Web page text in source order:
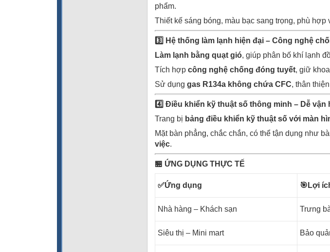
phẩm.
Thiết kế sáng bóng, màu bạc sang trọng, phù
3️
Hệ thống làm lạnh hiện đại – Công nghệ
Làm lạnh bằng quạt gió, giúp phân bố khí lạnh
Tích hợp công nghệ chống đóng tuyết, giữ
Sử dụng gas R134a không chứa CFC, thân
4️ Điều khiển kỹ thuật số thông minh – Dễ vận
Trang bị bảng điều khiển kỹ thuật số với màn
Mặt bàn phẳng, chắc chắn, có thể tận dụng như
việc.
🏪 ỨNG DỤNG THỰC TẾ
✅Ứng dụng 🎯 Lợi
Nhà hàng – Khách sạn Trưng
Siêu thị – Mini mart Bảo